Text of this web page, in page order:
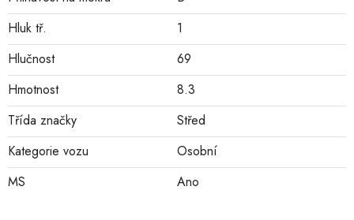
Hluk tř.
1
Hlučnost
69
Hmotnost
8.3
Třída značky
Střed
Kategorie vozu
Osobní
MS
Ano